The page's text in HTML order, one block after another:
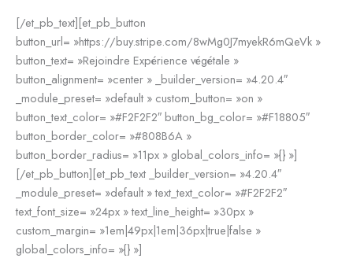
[/et_pb_text][et_pb_button
button_url= »https://buy.stripe.com/8wMg0J7myekR6mQeVk »
button_text= »Rejoindre Expérience végétale »
button_alignment= »center » _builder_version= »4.20.4″
_module_preset= »default » custom_button= »on »
button_text_color= »#F2F2F2″ button_bg_color= »#F18805″
button_border_color= »#808B6A »
button_border_radius= »11px » global_colors_info= »{} »]
[/et_pb_button][et_pb_text _builder_version= »4.20.4″
_module_preset= »default » text_text_color= »#F2F2F2″
text_font_size= »24px » text_line_height= »30px »
custom_margin= »1em|49px|1em|36px|true|false »
global_colors_info= »{} »]